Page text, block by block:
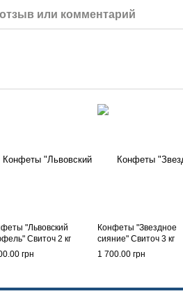
или комментарий
"Львовский
Свиточ 2 кг
грн
Конфеты "Звездное
сияние" Свиточ 3 кг
1 700.00 грн